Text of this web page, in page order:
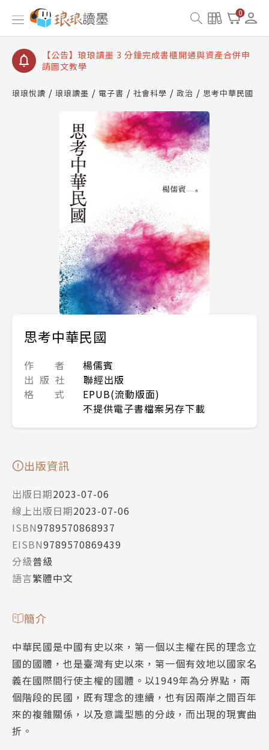
0
【公告】琅琅讀墨數位閱讀資產合併與書櫃開通申請
【公告】琅琅讀墨書櫃開通常見問題
【公告】琅琅讀墨 3 分鐘完成書櫃開通與資產合併申
請圖文教學
查詢
【公告】琅琅讀墨數位閱讀資產合併與書櫃開通申請
琅琅悅讀 琅琅讀墨 電子書 社會科學 政治 思考中華民國
思考中華民國
作 者
楊儒賓
出 版 社
聯經出版
格 式
EPUB(流動版面)
不提供電子書檔案另存下載
出版資訊
出版日期2023-07-06
線上出版日期2023-07-06
ISBN9789570868937
EISBN9789570869439
分級普級
語言繁體中文
簡介
中華民國是中國有史以來，第一個以主權在民的理念立
國的國體，也是臺灣有史以來，第一個有效地以國家名
義在國際間行使主權的國體。以1949年為分界點，兩
個階段的民國，既有理念的連續，也有因兩岸之間百年
來的複雜關係，以及意識型態的分歧，而出現的現實曲
折。